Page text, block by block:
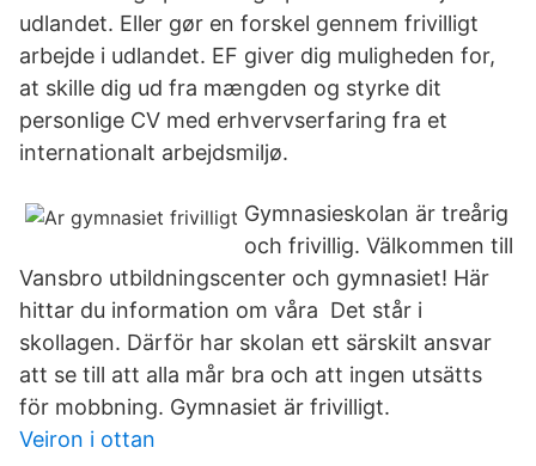
udlandet. Eller gør en forskel gennem frivilligt
arbejde i udlandet. EF giver dig muligheden for,
at skille dig ud fra mængden og styrke dit
personlige CV med erhvervserfaring fra et
internationalt arbejdsmiljø.
Gymnasieskolan är treårig
och frivillig. Välkommen till
Vansbro utbildningscenter och gymnasiet! Här
hittar du information om våra Det står i
skollagen. Därför har skolan ett särskilt ansvar
att se till att alla mår bra och att ingen utsätts
för mobbning. Gymnasiet är frivilligt.
Veiron i ottan